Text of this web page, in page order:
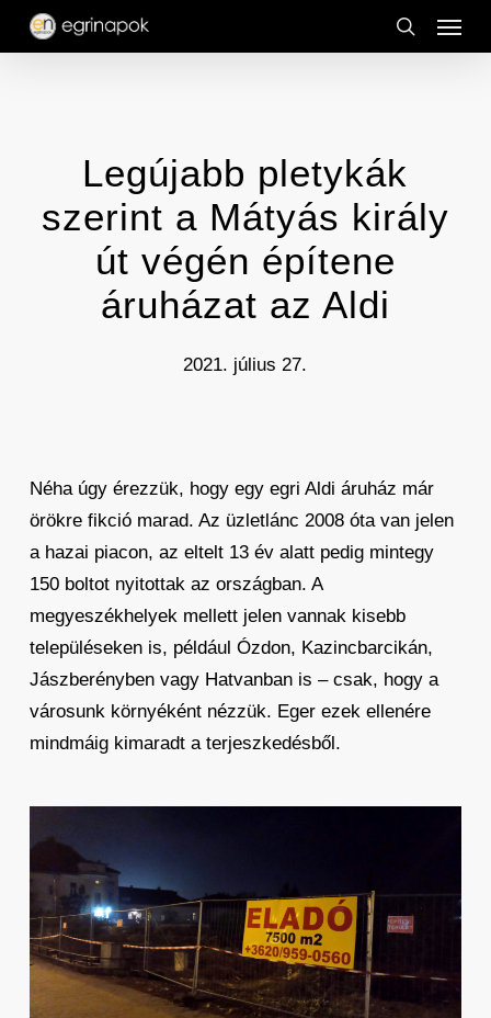
Skip
search
Menu
Legújabb pletykák
szerint a Mátyás király
út végén építene
áruházat az Aldi
2021. július 27.
Néha úgy érezzük, hogy egy egri Aldi áruház már
örökre fikció marad. Az üzletlánc 2008 óta van jelen
a hazai piacon, az eltelt 13 év alatt pedig mintegy
150 boltot nyitottak az országban. A
megyeszékhelyek mellett jelen vannak kisebb
településeken is, például Ózdon, Kazincbarcikán,
Jászberényben vagy Hatvanban is – csak, hogy a
városunk környéként nézzük. Eger ezek ellenére
mindmáig kimaradt a terjeszkedésből.